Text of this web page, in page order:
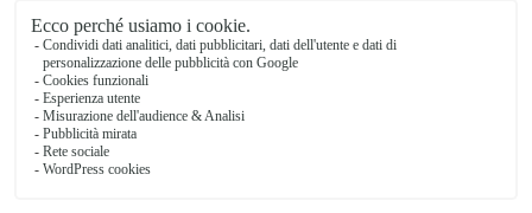
De Martino Rosario
CASERTA
★★★★★3.5 (8)
Piazza Vanvitelli 27